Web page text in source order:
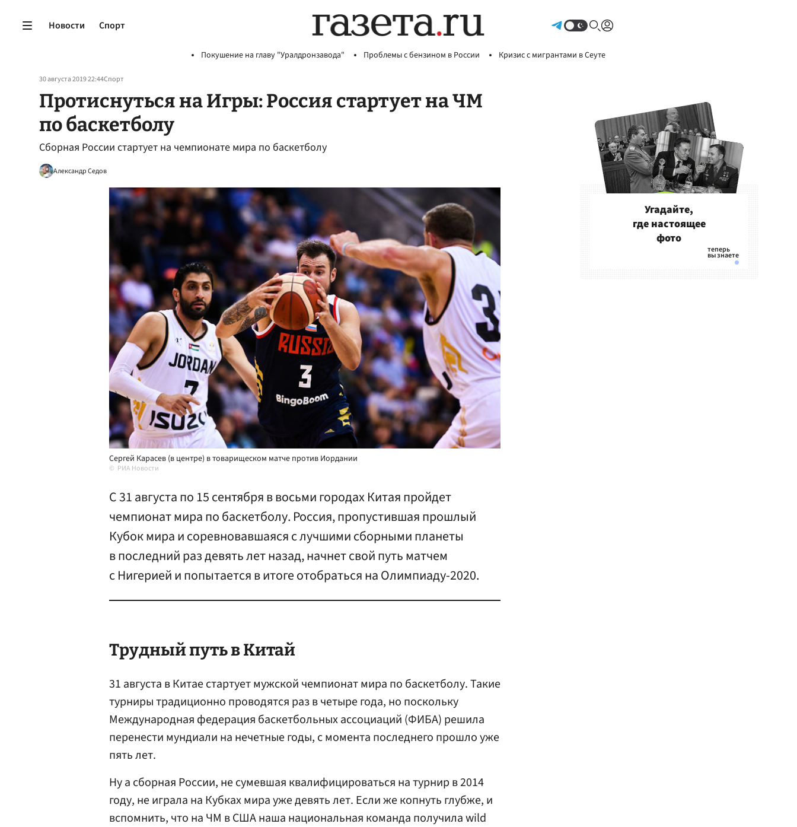
Новости Спорт
Покушение на главу "Уралдронзавода" Проблемы с бензином в России Кризис с мигрантами в Сеуте
30 августа 2019 22:44Спорт
Протиснуться на Игры: Россия стартует на ЧМ
по баскетболу
Сборная России стартует на чемпионате мира по баскетболу
Александр Седов
Сергей Карасев (в центре) в товарищеском матче против Иордании
РИА Новости
С 31 августа по 15 сентября в восьми городах Китая пройдет
чемпионат мира по баскетболу. Россия, пропустившая прошлый
Кубок мира и соревновавшаяся с лучшими сборными планеты
в последний раз девять лет назад, начнет свой путь матчем
с Нигерией и попытается в итоге отобраться на Олимпиаду-2020.
Трудный путь в Китай
31 августа в Китае стартует мужской чемпионат мира по баскетболу. Такие
турниры традиционно проводятся раз в четыре года, но поскольку
Международная федерация баскетбольных ассоциаций (ФИБА) решила
перенести мундиали на нечетные годы, с момента последнего прошло уже
пять лет.
Ну а сборная России, не сумевшая квалифицироваться на турнир в 2014
году, не играла на Кубках мира уже девять лет. Если же копнуть глубже, и
вспомнить, что на ЧМ в США наша национальная команда получила wild
Угадайте,
где настоящее
фото